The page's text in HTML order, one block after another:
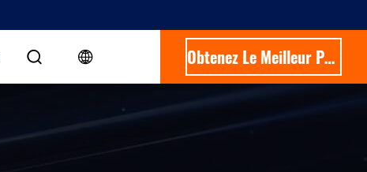
Obtenez Le Meilleur Prix